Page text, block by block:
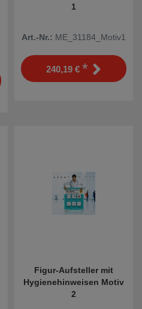
1
Art.-Nr.: ME_31184_Motiv1
240,19 € *
Figur-Aufsteller mit
Hygienehinweisen Motiv
2